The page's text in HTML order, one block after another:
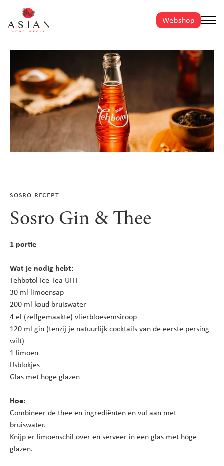
Webshop
sosro recept
Sosro Gin & Thee
1 portie
Wat je nodig hebt:
Tehbotol Ice Tea UHT
30 ml limoensap
200 ml koud bruiswater
4 el (zelfgemaakte) vlierbloesemsiroop
120 ml gin (tenzij je natuurlijk cocktails van de eerste persing
wilt)
1 limoen
IJsblokjes
Glas met hoge glazen
Hoe:
Combineer de thee en ingrediënten en vul aan met
bruiswater.
Knijp er limoenschil over en serveer in een glas met hoge
glazen.